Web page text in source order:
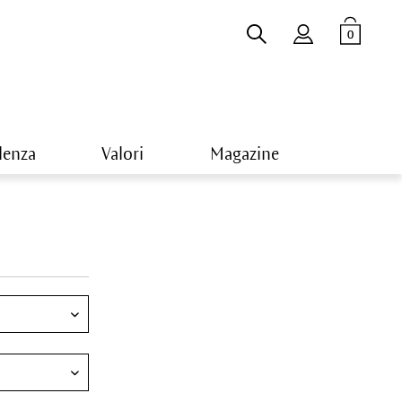
0
Valori Magazine